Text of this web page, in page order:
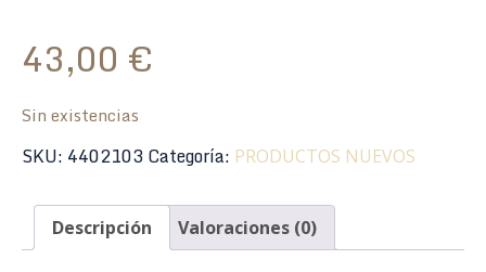
43,00 €
Sin existencias
SKU: 4402103Categoría: PRODUCTOS NUEVOS
Descripción Valoraciones (0)